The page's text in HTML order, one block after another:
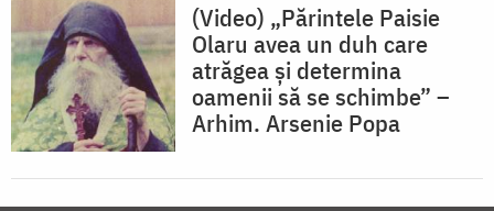
(Video) „Părintele Paisie
Olaru avea un duh care
atrăgea și determina
oamenii să se schimbe” –
Arhim. Arsenie Popa